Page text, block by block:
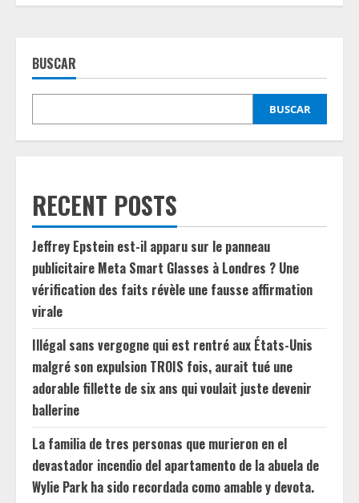
BUSCAR
BUSCAR
RECENT POSTS
Jeffrey Epstein est-il apparu sur le panneau
publicitaire Meta Smart Glasses à Londres ? Une
vérification des faits révèle une fausse affirmation
virale
Illégal sans vergogne qui est rentré aux États-Unis
malgré son expulsion TROIS fois, aurait tué une
adorable fillette de six ans qui voulait juste devenir
ballerine
La familia de tres personas que murieron en el
devastador incendio del apartamento de la abuela de
Wylie Park ha sido recordada como amable y devota.